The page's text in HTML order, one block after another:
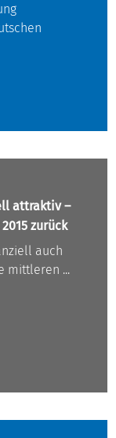
attraktiv –
zurück
auch
mittleren ...